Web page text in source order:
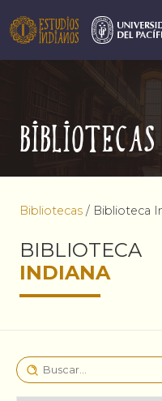
Bibliotecas
Bibliotecas / Biblioteca
BIBLIOTECA
INDIANA